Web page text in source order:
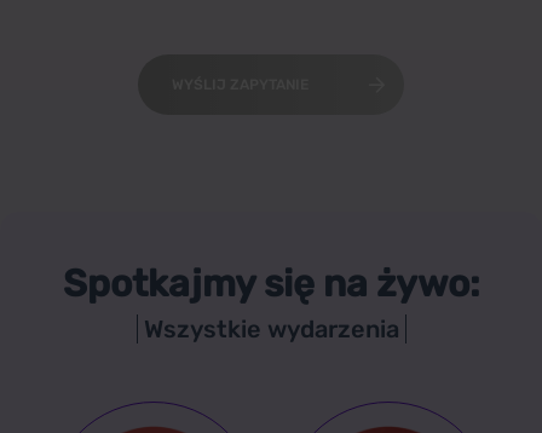
Spotkajmy się na żywo:
Wszystkie wydarzenia